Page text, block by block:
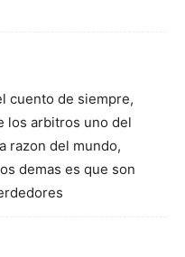
cuento de siempre,
los arbitros uno del
razon del mundo,
demas es que son